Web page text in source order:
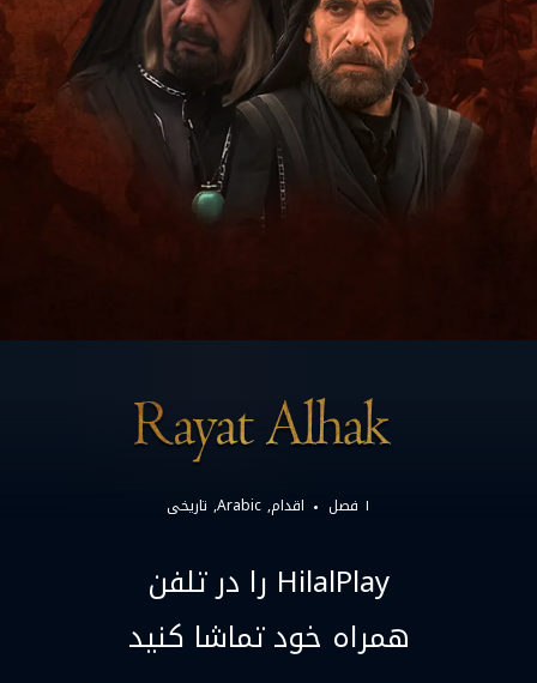
۱ فصل اقدام Arabic تاریخی
HilalPlay را در تلفن
همراه خود تماشا کنید